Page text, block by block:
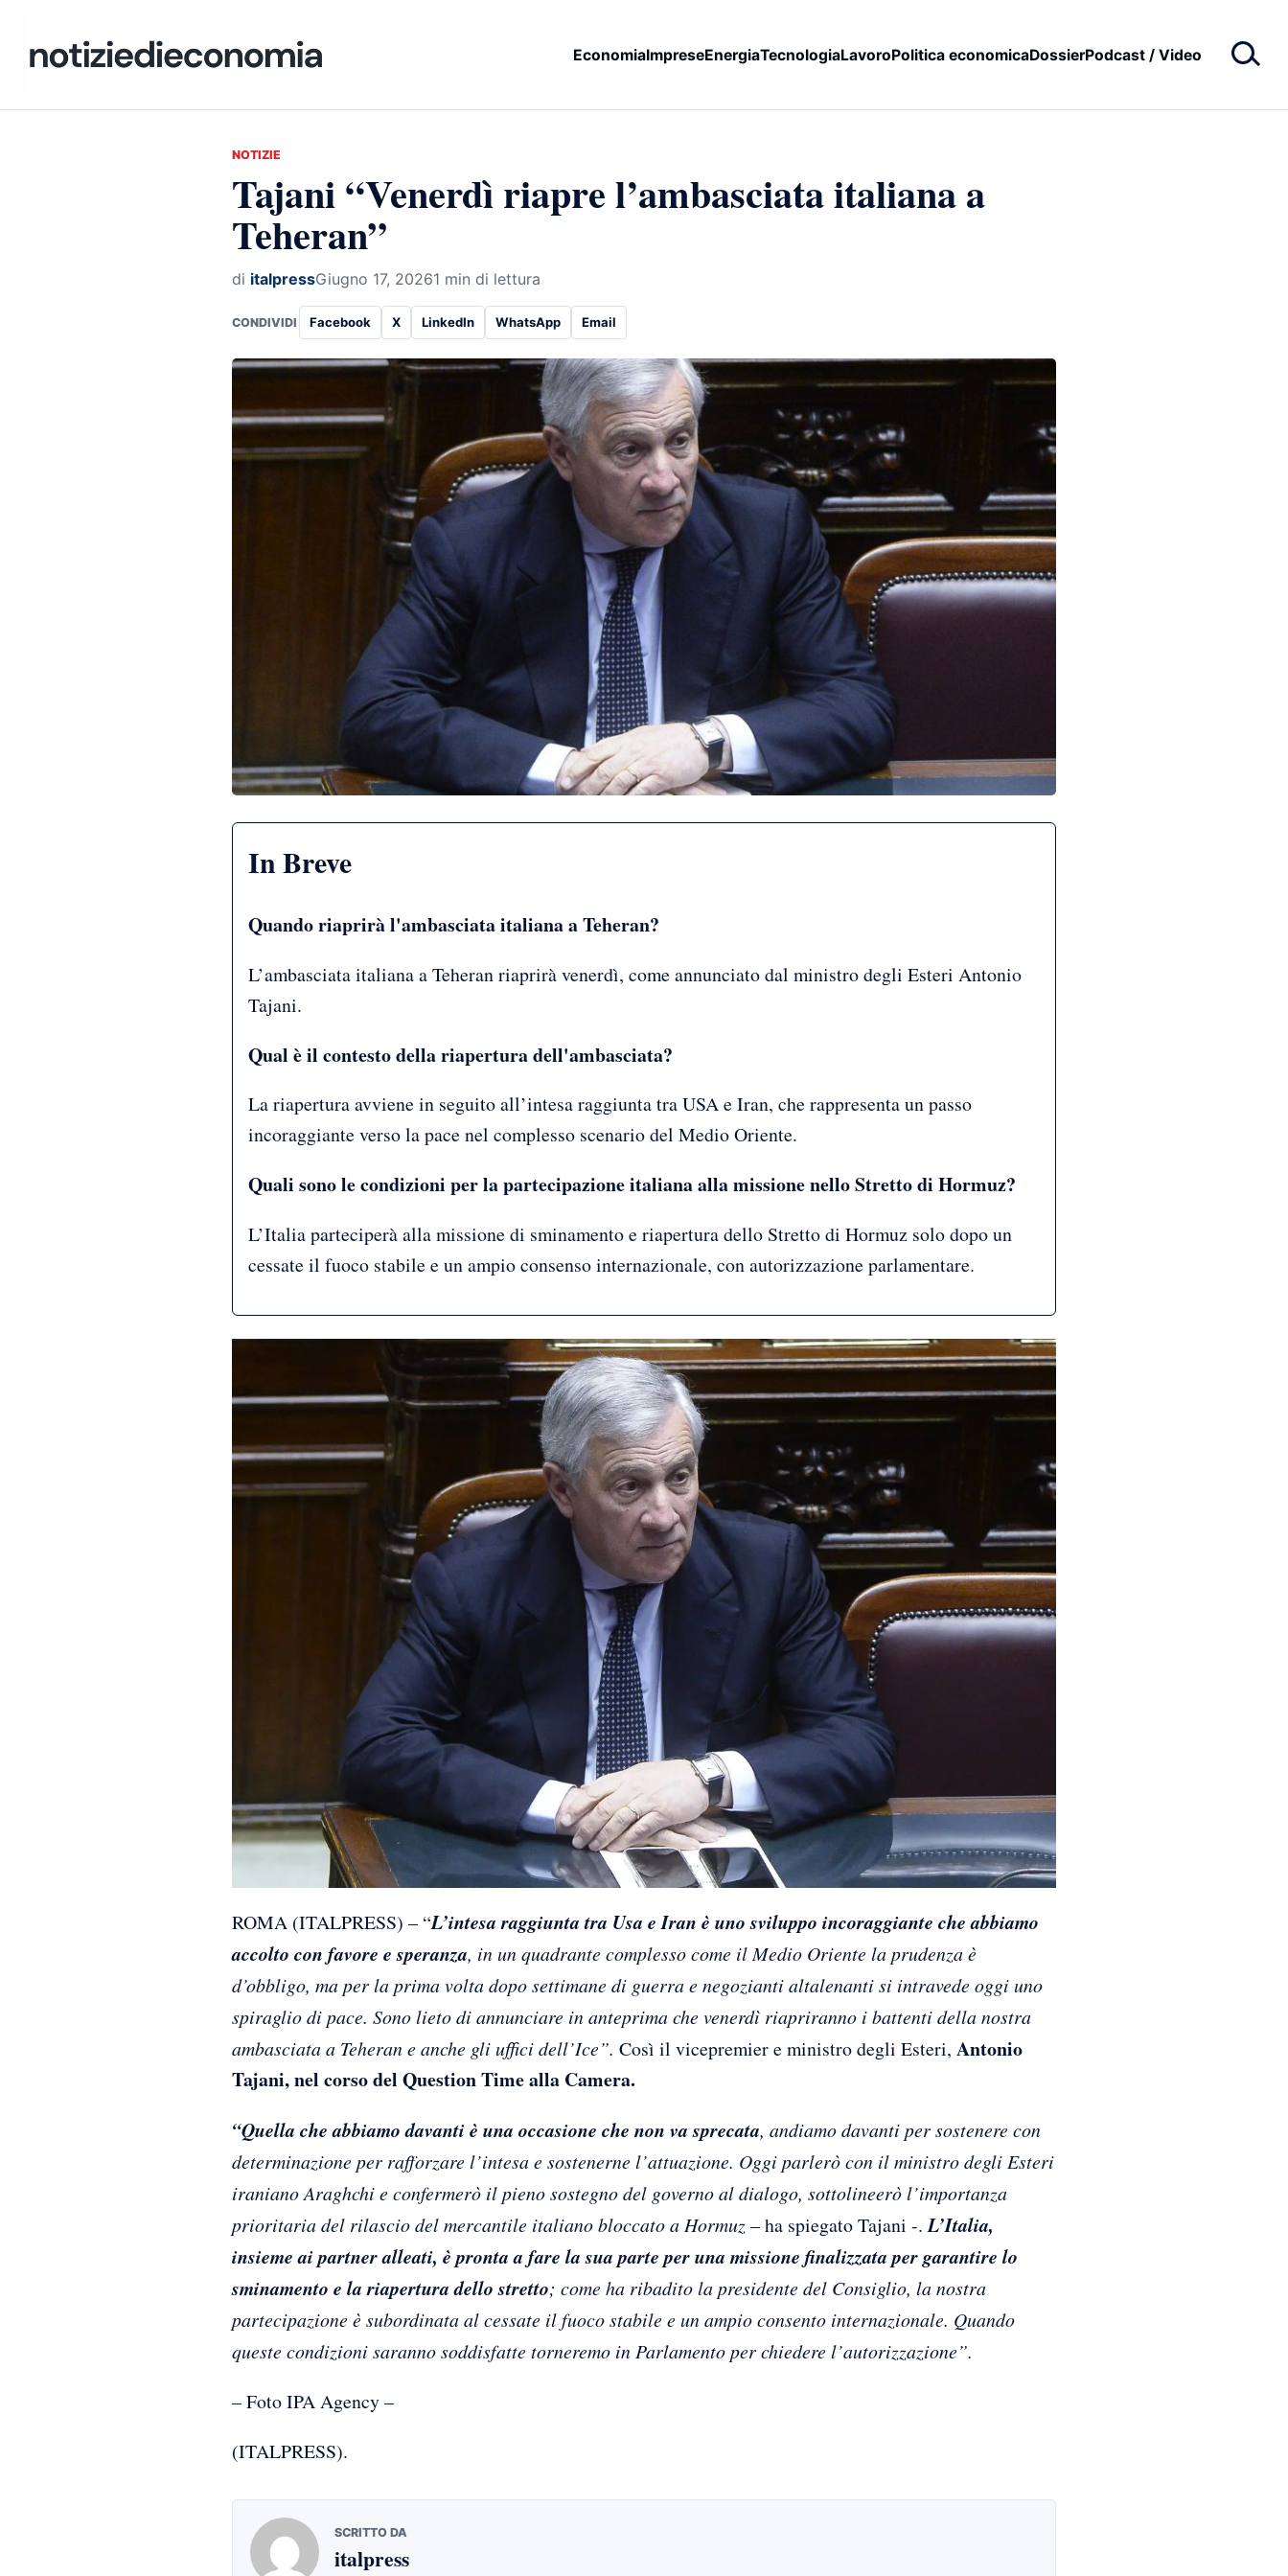
EconomiaImpreseEnergiaTecnologiaLavoroPolitica economicaDossierPodcast / Video
NOTIZIE
Tajani “Venerdì riapre l’ambasciata italiana a
Teheran”
di italpressGiugno 17, 20261 min di lettura
CONDIVIDI Facebook X LinkedIn WhatsApp Email
In Breve
Quando riaprirà l'ambasciata italiana a Teheran?
L’ambasciata italiana a Teheran riaprirà venerdì, come annunciato dal ministro degli Esteri Antonio
Tajani.
Qual è il contesto della riapertura dell'ambasciata?
La riapertura avviene in seguito all’intesa raggiunta tra USA e Iran, che rappresenta un passo
incoraggiante verso la pace nel complesso scenario del Medio Oriente.
Quali sono le condizioni per la partecipazione italiana alla missione nello Stretto di Hormuz?
L’Italia parteciperà alla missione di sminamento e riapertura dello Stretto di Hormuz solo dopo un
cessate il fuoco stabile e un ampio consenso internazionale, con autorizzazione parlamentare.
ROMA (ITALPRESS) – “L’intesa raggiunta tra Usa e Iran è uno sviluppo incoraggiante che abbiamo
accolto con favore e speranza, in un quadrante complesso come il Medio Oriente la prudenza è
d’obbligo, ma per la prima volta dopo settimane di guerra e negozianti altalenanti si intravede oggi uno
spiraglio di pace. Sono lieto di annunciare in anteprima che venerdì riapriranno i battenti della nostra
ambasciata a Teheran e anche gli uffici dell’Ice”. Così il vicepremier e ministro degli Esteri, Antonio
Tajani, nel corso del Question Time alla Camera.
“Quella che abbiamo davanti è una occasione che non va sprecata, andiamo davanti per sostenere con
determinazione per rafforzare l’intesa e sostenerne l’attuazione. Oggi parlerò con il ministro degli Esteri
iraniano Araghchi e confermerò il pieno sostegno del governo al dialogo, sottolineerò l’importanza
prioritaria del rilascio del mercantile italiano bloccato a Hormuz– ha spiegato Tajani -.L’Italia,
insieme ai partner alleati, è pronta a fare la sua parte per una missione finalizzata per garantire lo
sminamento e la riapertura dello stretto; come ha ribadito la presidente del Consiglio, la nostra
partecipazione è subordinata al cessate il fuoco stabile e un ampio consento internazionale. Quando
queste condizioni saranno soddisfatte torneremo in Parlamento per chiedere l’autorizzazione”.
– Foto IPA Agency –
(ITALPRESS).
SCRITTO DA
italpress